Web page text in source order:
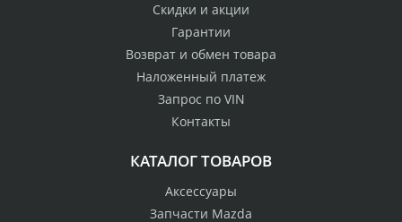
Скидки и акции
Гарантии
Возврат и обмен товара
Наложенный платеж
Запрос по VIN
Контакты
КАТАЛОГ ТОВАРОВ
Аксессуары
Запчасти Mazda